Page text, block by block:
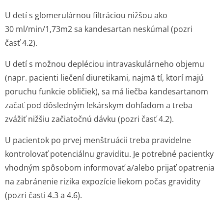
U detí s glomerulárnou filtráciou nižšou ako
30 ml/min/1,73m2sa kandesartan neskúmal (pozri
časť 4.2).
U detí s možnou depléciou intravaskulárneho objemu
(napr. pacienti liečení diuretikami, najmä tí, ktorí majú
poruchu funkcie obličiek), sa má liečba kandesartanom
začať pod dôsledným lekárskym dohľadom a treba
zvážiť nižšiu začiatočnú dávku (pozri časť 4.2).
U pacientok po prvej menštruácii treba pravidelne
kontrolovať potenciálnu graviditu. Je potrebné pacientky
vhodným spôsobom informovať a/alebo prijať opatrenia
na zabránenie rizika expozície liekom počas gravidity
(pozri časti 4.3 a 4.6).